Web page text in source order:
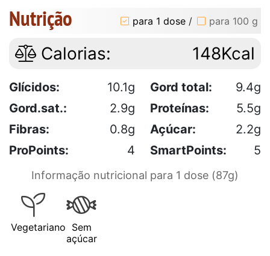
Nutrição para 1 dose / para 100 g
Calorias: 148Kcal
Glícidos: 10.1g Gord total:
9.4g
Gord.sat.:
2.9g Proteínas:
5.5g
Fibras:
0.8g Açúcar:
2.2g
ProPoints:
4 SmartPoints: 5
Informação nutricional para 1 dose (87g)
Vegetariano Sem
açúcar